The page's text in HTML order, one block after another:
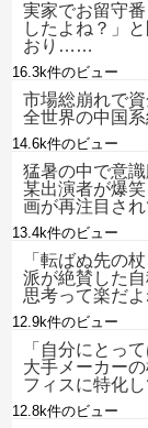
実家でお留守
したよね？」
おり……
16.3k件のビュー
市場総崩れで
全世界の中国
14.6k件のビュー
猛暑の中で意
某出演者が爆
画が再注目さ
13.4k件のビュー
「転ばぬ先の
派が絶賛した
思考って楽だ
12.9k件のビュー
「自分にとっ
大手メーカー
フィスに特化
12.8k件のビュー